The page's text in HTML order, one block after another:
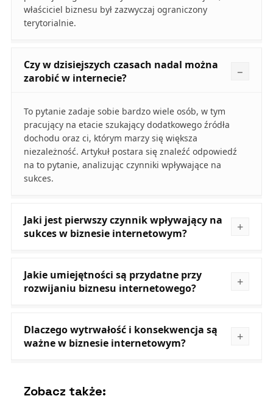
właściciel biznesu był zazwyczaj ograniczony
terytorialnie.
Czy w dzisiejszych czasach nadal można
zarobić w internecie?
To pytanie zadaje sobie bardzo wiele osób, w tym
pracujący na etacie szukający dodatkowego źródła
dochodu oraz ci, którym marzy się większa
niezależność. Artykuł postara się znaleźć odpowiedź
na to pytanie, analizując czynniki wpływające na
sukces.
Jaki jest pierwszy czynnik wpływający na
sukces w biznesie internetowym?
Jakie umiejętności są przydatne przy
rozwijaniu biznesu internetowego?
Dlaczego wytrwałość i konsekwencja są
ważne w biznesie internetowym?
Zobacz także: